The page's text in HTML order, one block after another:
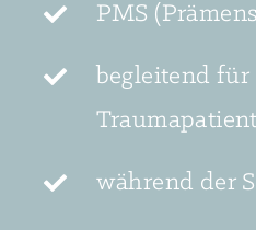
PMS
begleitend für
während der